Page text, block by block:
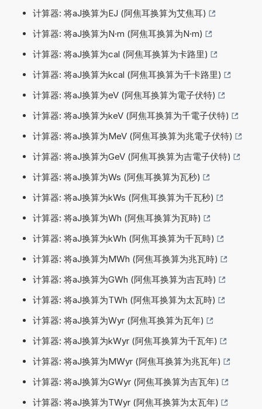
计算器: 将aJ换算为EJ (阿焦耳换算为艾焦耳)
计算器: 将aJ换算为N·m (阿焦耳换算为N·m)
计算器: 将aJ换算为cal (阿焦耳换算为卡路里)
计算器: 将aJ换算为kcal (阿焦耳换算为千卡路里)
计算器: 将aJ换算为eV (阿焦耳换算为電子伏特)
计算器: 将aJ换算为keV (阿焦耳换算为千電子伏特)
计算器: 将aJ换算为MeV (阿焦耳换算为兆電子伏特)
计算器: 将aJ换算为GeV (阿焦耳换算为吉電子伏特)
计算器: 将aJ换算为Ws (阿焦耳换算为瓦秒)
计算器: 将aJ换算为kWs (阿焦耳换算为千瓦秒)
计算器: 将aJ换算为Wh (阿焦耳换算为瓦時)
计算器: 将aJ换算为kWh (阿焦耳换算为千瓦時)
计算器: 将aJ换算为MWh (阿焦耳换算为兆瓦時)
计算器: 将aJ换算为GWh (阿焦耳换算为吉瓦時)
计算器: 将aJ换算为TWh (阿焦耳换算为太瓦時)
计算器: 将aJ换算为Wyr (阿焦耳换算为瓦年)
计算器: 将aJ换算为kWyr (阿焦耳换算为千瓦年)
计算器: 将aJ换算为MWyr (阿焦耳换算为兆瓦年)
计算器: 将aJ换算为GWyr (阿焦耳换算为吉瓦年)
计算器: 将aJ换算为TWyr (阿焦耳换算为太瓦年)